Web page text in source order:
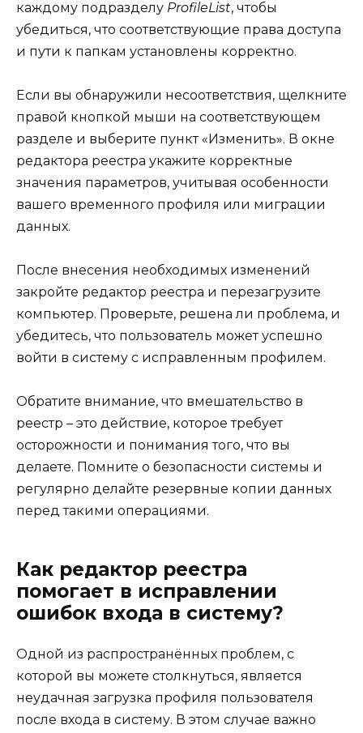
каждому подразделу ProfileList, чтобы
убедиться, что соответствующие права доступа
и пути к папкам установлены корректно.
Если вы обнаружили несоответствия, щелкните
правой кнопкой мыши на соответствующем
разделе и выберите пункт «Изменить». В окне
редактора реестра укажите корректные
значения параметров, учитывая особенности
вашего временного профиля или миграции
данных.
После внесения необходимых изменений
закройте редактор реестра и перезагрузите
компьютер. Проверьте, решена ли проблема, и
убедитесь, что пользователь может успешно
войти в систему с исправленным профилем.
Обратите внимание, что вмешательство в
реестр – это действие, которое требует
осторожности и понимания того, что вы
делаете. Помните о безопасности системы и
регулярно делайте резервные копии данных
перед такими операциями.
Как редактор реестра
помогает в исправлении
ошибок входа в систему?
Одной из распространённых проблем, с
которой вы можете столкнуться, является
неудачная загрузка профиля пользователя
после входа в систему. В этом случае важно